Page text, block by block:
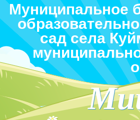
Муниципальное
сад села